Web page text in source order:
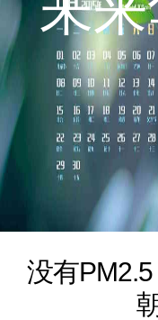
没有